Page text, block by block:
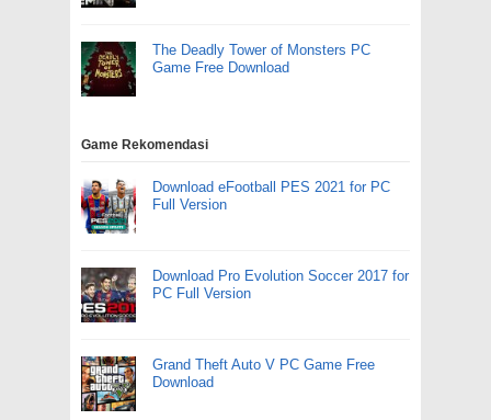
The Deadly Tower of Monsters PC
Game Free Download
Game Rekomendasi
Download eFootball PES 2021 for PC
Full Version
Download Pro Evolution Soccer 2017 for
PC Full Version
Grand Theft Auto V PC Game Free
Download